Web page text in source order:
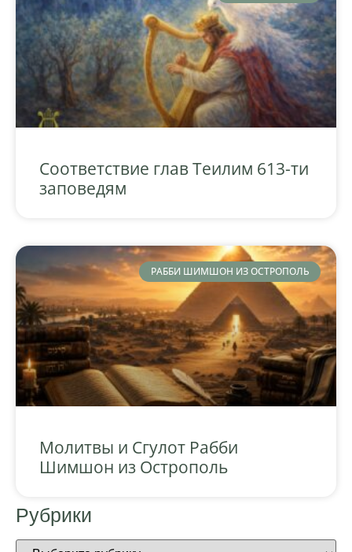
Соответствие глав Теилим 613-ти
заповедям
РАББИ ШИМШОН ИЗ ОСТРОПОЛЬ
Молитвы и Сгулот Рабби
Шимшон из Острополь
Рубрики